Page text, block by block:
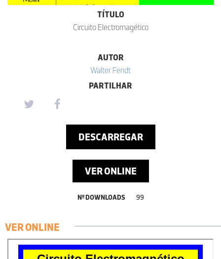
TÍTULO
Circuito Electromagético
AUTOR
Walter Fendt
PARTILHAR
DESCARREGAR
VER ONLINE
Nº DOWNLOADS 99
VER ONLINE